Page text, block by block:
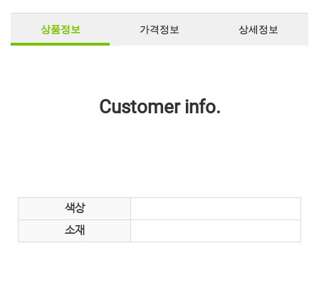
상품정보 가격정보 상세정보
Customer info.
색상
소재